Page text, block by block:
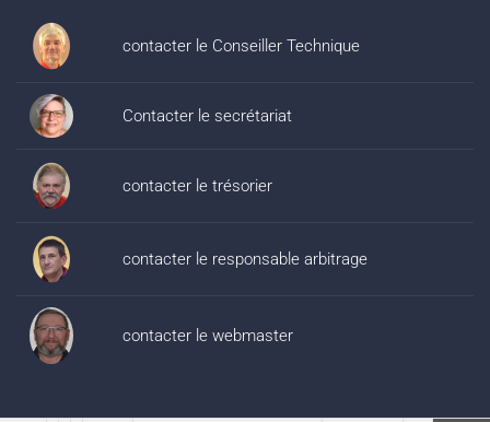
contacter le Conseiller Technique
Contacter le secrétariat
contacter le trésorier
contacter le responsable arbitrage
contacter le webmaster